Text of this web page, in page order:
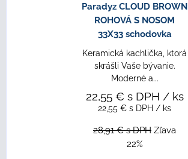
Paradyz CLOUD BROWN
ROHOVÁ S NOSOM
33X33 schodovka
Keramická kachlička, ktorá
skrášli Vaše bývanie.
Moderné a...
22,55 € s DPH / ks
22,55 € s DPH / ks
28,91 €s DPH Zľava
22%